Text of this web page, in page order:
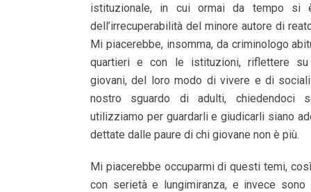
istituzionale, in cui ormai da tempo si
dell’irrecuperabilità del minore autore di
Mi piacerebbe, insomma, da criminologo
quartieri e con le istituzioni, riflettere
giovani, del loro modo di vivere e di
nostro sguardo di adulti, chiedendoci
utilizziamo per guardarli e giudicarli siano
dettate dalle paure di chi giovane non è più.
Mi piacerebbe occuparmi di questi temi,
con serietà e lungimiranza, e invece sono